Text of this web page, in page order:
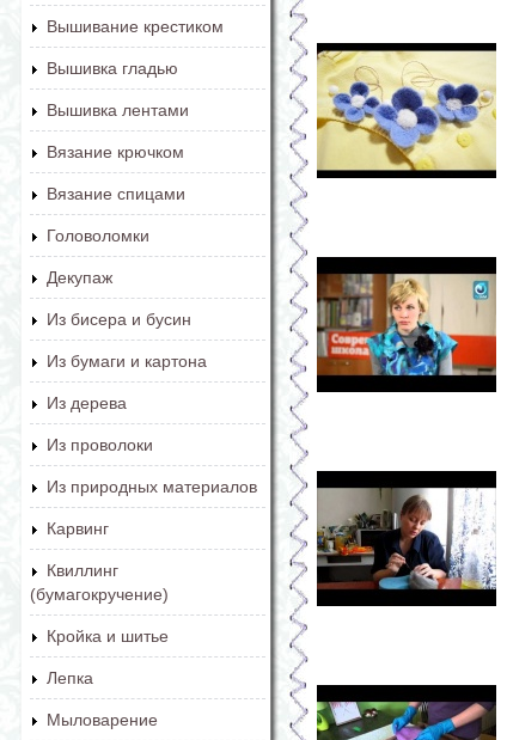
Вышивание крестиком
Вышивка гладью
Вышивка лентами
Вязание крючком
Вязание спицами
Головоломки
Декупаж
Из бисера и бусин
Из бумаги и картона
Из дерева
Из проволоки
Из природных материалов
Карвинг
Квиллинг
(бумагокручение)
Кройка и шитье
Лепка
Мыловарение